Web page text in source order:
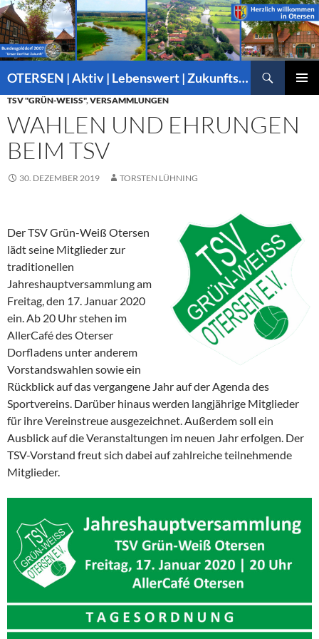
OTERSEN | Aktiv | Lebenswert | Zukunftsorientiert – mitten in Niedersachsen
INHALT
SPRINGEN
TSV "GRÜN-WEISS" ,VERSAMMLUNGEN
WAHLEN UND EHRUNGEN
BEIM TSV
30. DEZEMBER 2019 TORSTEN LÜHNING
Der TSV Grün-Weiß Otersen
lädt seine Mitglieder zur
traditionellen
Jahreshauptversammlung am
Freitag, den 17. Januar 2020
ein. Ab 20 Uhr stehen im
AllerCafé des Oterser
Dorfladens unter anderem
Vorstandswahlen sowie ein
Rückblick auf das vergangene Jahr auf der Agenda des
Sportvereins. Darüber hinaus werden langjährige Mitglieder
für ihre Vereinstreue ausgezeichnet. Außerdem soll ein
Ausblick auf die Veranstaltungen im neuen Jahr erfolgen. Der
TSV-Vorstand freut sich dabei auf zahlreiche teilnehmende
Mitglieder.